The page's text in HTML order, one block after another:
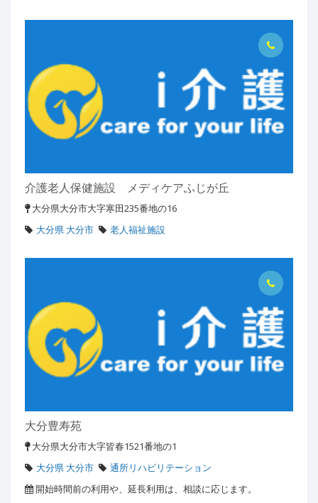
介護老人保健施設 メディケアふじが丘
大分県大分市大字寒田235番地の16
大分県 大分市
老人福祉施設
大分豊寿苑
大分県大分市大字皆春1521番地の1
大分県 大分市
通所リハビリテーション
開始時間前の利用や、延長利用は、相談に応じます。